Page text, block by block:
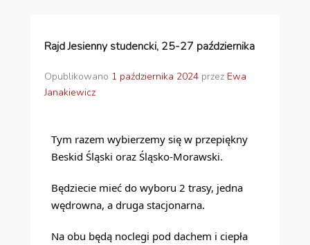
Rajd Jesienny studencki, 25-27 października
Opublikowano 1 października 2024 przez Ewa
Janakiewicz
Tym razem wybierzemy się w przepiękny
Beskid Śląski oraz Śląsko-Morawski.
Będziecie mieć do wyboru 2 trasy, jedna
wędrowna, a druga stacjonarna.
Na obu będą noclegi pod dachem i ciepła